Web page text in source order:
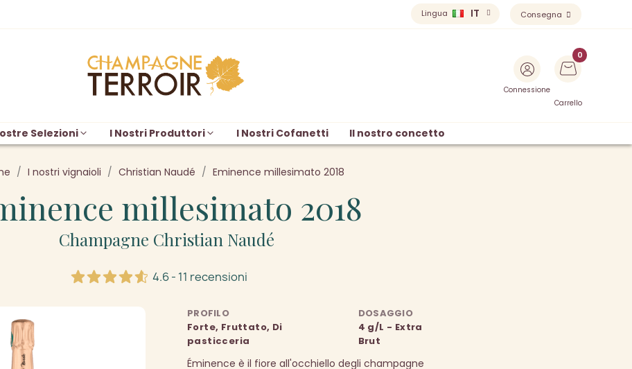
Lingua IT Consegna
Connessione
Carrello
Selezioni I Nostri Produttori I Nostri Cofanetti Il nostro concetto
I nostri vignaioli Christian Naudé Eminence millesimato 2018
millesimato 2018
Champagne Christian Naudé
4.6 - 11 recensioni
PROFILO
Forte, Fruttato, Di
pasticceria
DOSAGGIO
4 g/L - Extra
Brut
Éminence è il fiore all'occhiello degli champagne